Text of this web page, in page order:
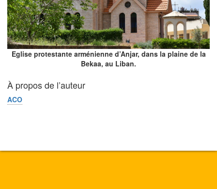
Eglise protestante arménienne d’Anjar, dans la plaine de la
Bekaa, au Liban.
À propos de l’auteur
ACO